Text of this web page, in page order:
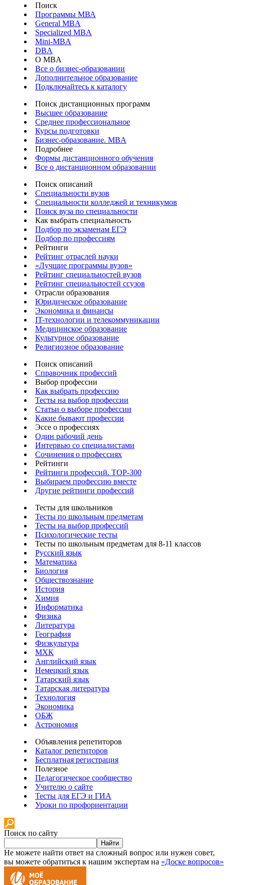
Поиск
Программы МВА
General MBA
Specialized MBA
Mini-MBA
DBA
О MBA
Все о бизнес-образовании
Дополнительное образование
Подключайтесь к каталогу
Поиск дистанционных программ
Высшее образование
Среднее профессиональное
Курсы подготовки
Бизнес-образование. MBA
Подробнее
Формы дистанционного обучения
Все о дистанционном образовании
Поиск описаний
Специальности вузов
Специальности колледжей и техникумов
Поиск вуза по специальности
Как выбрать специальность
Подбор по экзаменам ЕГЭ
Подбор по профессиям
Рейтинги
Рейтинг отраслей науки
«Лучшие программы вузов»
Рейтинг специальностей вузов
Рейтинг специальностей ссузов
Отрасли образования
Юридическое образование
Экономика и финансы
IT-технологии и телекоммуникации
Медицинское образование
Культурное образование
Религиозное образование
Поиск описаний
Справочник профессий
Выбор профессии
Как выбрать профессию
Тесты на выбор профессии
Статьи о выборе профессии
Какие бывают профессии
Эссе о профессиях
Один рабочий день
Интервью со специалистами
Сочинения о профессиях
Рейтинги
Рейтинги профессий. TOP-300
Выбираем профессию вместе
Другие рейтинги профессий
Тесты для школьников
Тесты по школьным предметам
Тесты на выбор профессий
Психологические тесты
Тесты по школьным предметам для 8-11 классов
Русский язык
Математика
Биология
Обществознание
История
Химия
Информатика
Физика
Литература
География
Физкультура
МХК
Английский язык
Немецкий язык
Татарский язык
Татарская литература
Технология
Экономика
ОБЖ
Астрономия
Объявления репетиторов
Каталог репетиторов
Бесплатная регистрация
Полезное
Педагогическое сообщество
Учителю о сайте
Тесты для ЕГЭ и ГИА
Уроки по профориентации
Поиск по сайту
Найти
Не можете найти ответ на сложный вопрос или нужен совет,
вы можете обратиться к нашим экспертам на «Доске вопросов»